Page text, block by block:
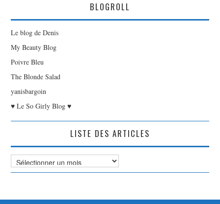
BLOGROLL
Le blog de Denis
My Beauty Blog
Poivre Bleu
The Blonde Salad
yanisbargoin
♥ Le So Girly Blog ♥
LISTE DES ARTICLES
Liste
des